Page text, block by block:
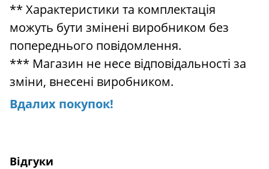
** Характеристики та комплектація
можуть бути змінені виробником без
попереднього повідомлення.
*** Магазин не несе відповідальності за
зміни, внесені виробником.
Вдалих покупок!
Відгуки